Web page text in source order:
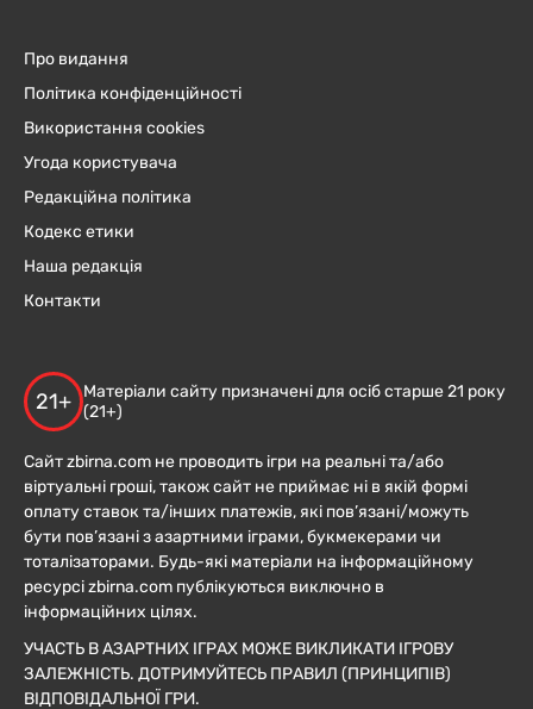
Про видання
Політика конфіденційності
Використання cookies
Угода користувача
Редакційна політика
Кодекс етики
Наша редакція
Контакти
21+
Матеріали сайту призначені для осіб старше 21 року
(21+)
Сайт zbirna.com не проводить ігри на реальні та/або
віртуальні гроші, також сайт не приймає ні в якій формі
оплату ставок та/інших платежів, які пов’язані/можуть
бути пов’язані з азартними іграми, букмекерами чи
тоталізаторами. Будь-які матеріали на інформаційному
ресурсі zbirna.com публікуються виключно в
інформаційних цілях.
УЧАСТЬ В АЗАРТНИХ ІГРАХ МОЖЕ ВИКЛИКАТИ ІГРОВУ
ЗАЛЕЖНІСТЬ. ДОТРИМУЙТЕСЬ ПРАВИЛ (ПРИНЦИПІВ)
ВІДПОВІДАЛЬНОЇ ГРИ.